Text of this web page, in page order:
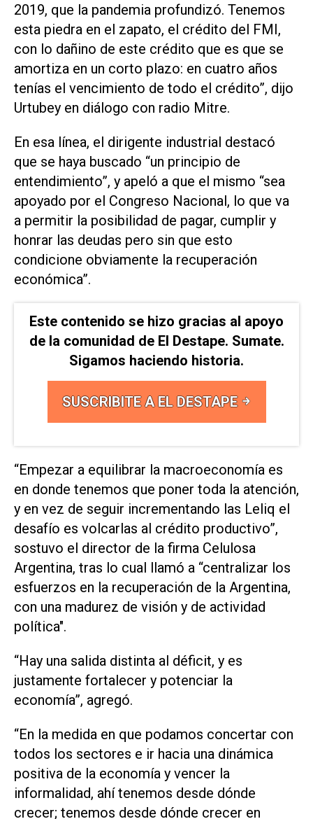
2019, que la pandemia profundizó. Tenemos
esta piedra en el zapato, el crédito del FMI,
con lo dañino de este crédito que es que se
amortiza en un corto plazo: en cuatro años
tenías el vencimiento de todo el crédito”, dijo
Urtubey en diálogo con radio Mitre.
En esa línea, el dirigente industrial destacó
que se haya buscado “un principio de
entendimiento”, y apeló a que el mismo “sea
apoyado por el Congreso Nacional, lo que va
a permitir la posibilidad de pagar, cumplir y
honrar las deudas pero sin que esto
condicione obviamente la recuperación
económica”.
Este contenido se hizo gracias al apoyo
de la comunidad de El Destape. Sumate.
Sigamos haciendo historia.
SUSCRIBITE A EL DESTAPE
“Empezar a equilibrar la macroeconomía es
en donde tenemos que poner toda la atención,
y en vez de seguir incrementando las Leliq el
desafío es volcarlas al crédito productivo”,
sostuvo el director de la firma Celulosa
Argentina, tras lo cual llamó a “centralizar los
esfuerzos en la recuperación de la Argentina,
con una madurez de visión y de actividad
política".
“Hay una salida distinta al déficit, y es
justamente fortalecer y potenciar la
economía”, agregó.
“En la medida en que podamos concertar con
todos los sectores e ir hacia una dinámica
positiva de la economía y vencer la
informalidad, ahí tenemos desde dónde
crecer; tenemos desde dónde crecer en